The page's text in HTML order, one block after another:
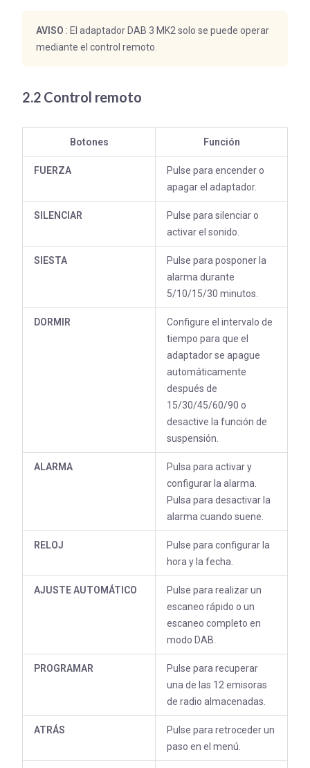
AVISO : El adaptador DAB 3 MK2 solo se puede operar
mediante el control remoto.
2.2 Control remoto
Botones Función
FUERZA
Pulse para encender o
apagar el adaptador.
SILENCIAR
Pulse para silenciar o
activar el sonido.
SIESTA
Pulse para posponer la
alarma durante
5/10/15/30 minutos.
DORMIR
Configure el intervalo de
tiempo para que el
adaptador se apague
automáticamente
después de
15/30/45/60/90 o
desactive la función de
suspensión.
ALARMA
Pulsa para activar y
configurar la alarma.
Pulsa para desactivar la
alarma cuando suene.
RELOJ
Pulse para configurar la
hora y la fecha.
AJUSTE AUTOMÁTICO
Pulse para realizar un
escaneo rápido o un
escaneo completo en
modo DAB.
PROGRAMAR
Pulse para recuperar
una de las 12 emisoras
de radio almacenadas.
ATRÁS
Pulse para retroceder un
paso en el menú.